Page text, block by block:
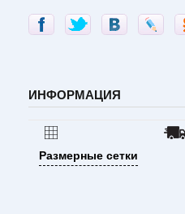
ИНФОРМАЦИЯ
Размерные сетки